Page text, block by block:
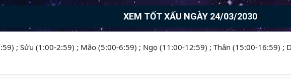
XEM TỐT XẤU NGÀY 24/03/2030
; Sửu (1:00-2:59) ; Mão (5:00-6:59) ; Ngọ (11:00-12:59) ; Thân (15:00-16:59) ;